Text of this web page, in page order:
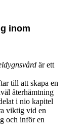
inom
är ett
till att skapa en
återhämtning
i nio kapitel
viktig vid en
och inför en